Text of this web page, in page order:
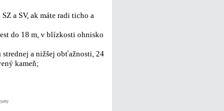
a SV, ak máte radi ticho a
do 18 m, v blízkosti ohnisko
a nižšej obťažnosti, 24
kameň;